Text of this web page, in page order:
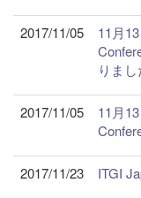
2017/11/05
11月
りまし
2017/11/05
11月
2017/11/23 ITGI